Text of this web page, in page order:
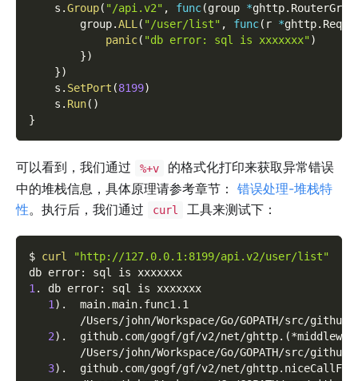
    s
.Group( "/api.v2" , func(group *ghttp.
        group
.ALL( "/user/list" , func( r *ghttp.
panic( "db error: sql is xxxxxxx")
})
})
    s
. SetPort (8199)
    s
. Run( )
}
可以看到，我们通过 %+v
的格式化打印来获取异常错误
中的堆栈信息，具体原理请参考章节： 错误处理-堆栈特
性。执行后，我们通过 curl 工具来测试下：
$ curl
"http://127.0.0.1:8199/api.v2/user/list"
db error: sql is xxxxxxx
1 . db error: sql is xxxxxxx
1 ) .  main.main.func1.1
/Users/john/Workspace/Go/GOPATH/src/
2) .  github.com/gogf/gf/v2/net/ghttp. (
/Users/john/Workspace/Go/GOPATH/src/
3) .  github.com/gogf/gf/v2/net/